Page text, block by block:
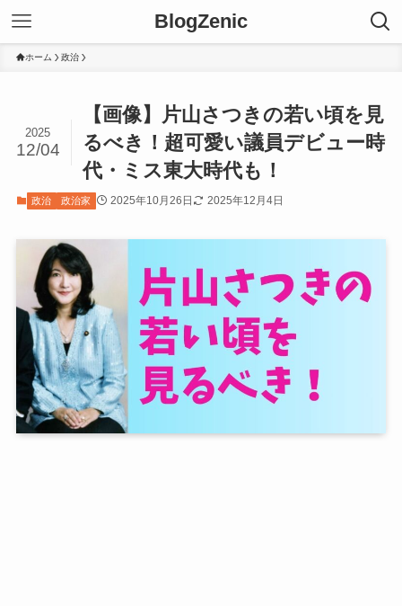
BlogZenic
ホーム 政治
【画像】片山さつきの若い頃を見
るべき！超可愛い議員デビュー時
代・ミス東大時代も！
2025
12/04
政治 政治家 2025年10月26日 2025年12月4日